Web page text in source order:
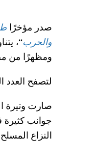
صدر مؤخرًا
والحرب“،
ومظهرًا من
لتصفح
صارت وتيرة
جوانب
النزاع